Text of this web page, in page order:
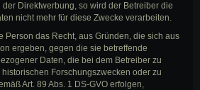
Direktwerbung, so wird der Betreiber die
nicht mehr für diese Zwecke verarbeiten.
Person das Recht, aus Gründen, die sich aus
ergeben, gegen die sie betreffende
Daten, die bei dem Betreiber zu
Forschungszwecken oder zu
Art. 89 Abs. 1 DS-GVO erfolgen,